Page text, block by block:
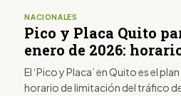
NACIONALES
Pico y Placa Quito
enero de 2026:
El ‘Pico y Placa’ en Quito es el
horario de limitación del tráfico